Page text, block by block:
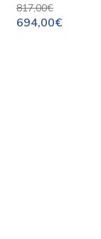
817,00€
694,00€